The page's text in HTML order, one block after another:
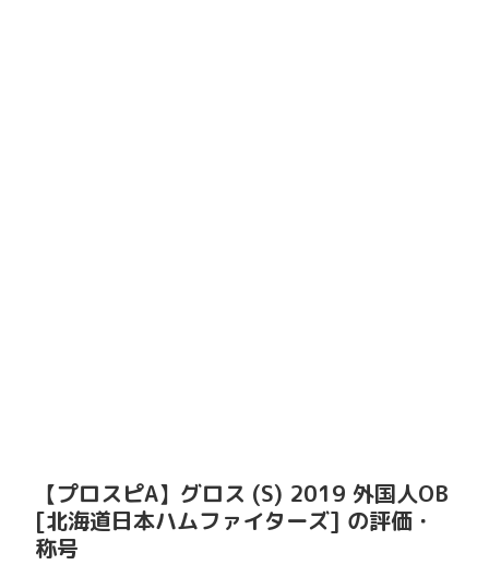
【プロスピA】グロス (S) 2019 外国人OB
[北海道日本ハムファイターズ] の評価・
称号